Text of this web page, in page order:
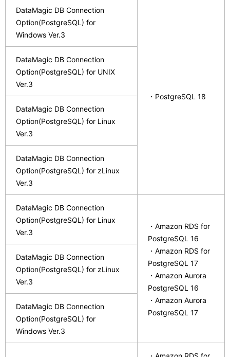
DataMagic DB Connection
Option(PostgreSQL) for
Windows Ver.3
・PostgreSQL 18
DataMagic DB Connection
Option(PostgreSQL) for UNIX
Ver.3
DataMagic DB Connection
Option(PostgreSQL) for Linux
Ver.3
DataMagic DB Connection
Option(PostgreSQL) for zLinux
Ver.3
DataMagic DB Connection
Option(PostgreSQL) for Linux
Ver.3
・Amazon RDS for
PostgreSQL 16
・Amazon RDS for
PostgreSQL 17
・Amazon Aurora
PostgreSQL 16
・Amazon Aurora
PostgreSQL 17
DataMagic DB Connection
Option(PostgreSQL) for zLinux
Ver.3
DataMagic DB Connection
Option(PostgreSQL) for
Windows Ver.3